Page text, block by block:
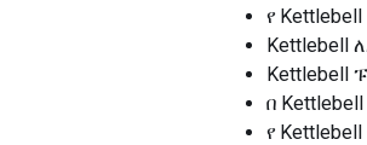
የ
Kettlebell
Kettlebell
በ
የ